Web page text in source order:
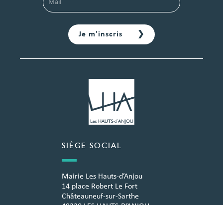
SIÈGE SOCIAL
Mairie Les Hauts-d’Anjou
14 place Robert Le Fort
Châteauneuf-sur-Sarthe